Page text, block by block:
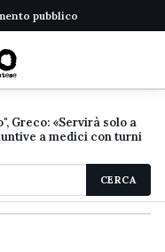
pubblico
Greco: «Servirà solo a
a medici con turni
CERCA